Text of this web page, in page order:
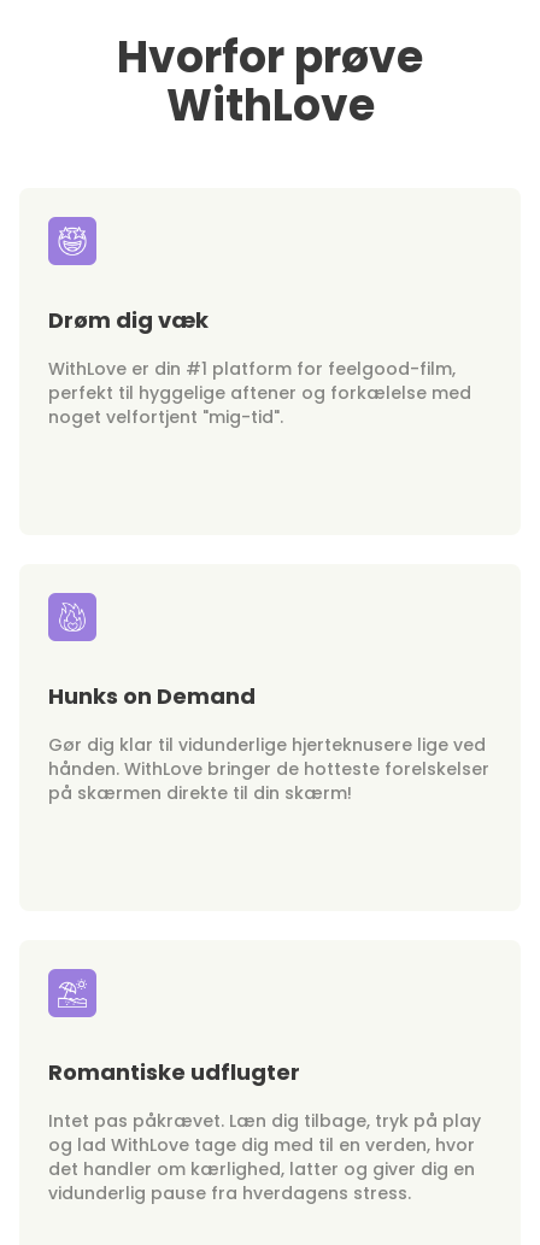
Hvorfor prøve
WithLove
Drøm dig væk
WithLove er din #1 platform for feelgood-film,
perfekt til hyggelige aftener og forkælelse med
noget velfortjent "mig-tid".
Hunks on Demand
Gør dig klar til vidunderlige hjerteknusere lige ved
hånden. WithLove bringer de hotteste forelskelser
på skærmen direkte til din skærm!
Romantiske udflugter
Intet pas påkrævet. Læn dig tilbage, tryk på play
og lad WithLove tage dig med til en verden, hvor
det handler om kærlighed, latter og giver dig en
vidunderlig pause fra hverdagens stress.